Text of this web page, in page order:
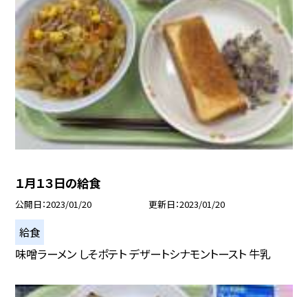
１月１３日の給食
公開日 2023/01/20 更新日 2023/01/20
給食
味噌ラーメン しそポテト デザートシナモントースト 牛乳